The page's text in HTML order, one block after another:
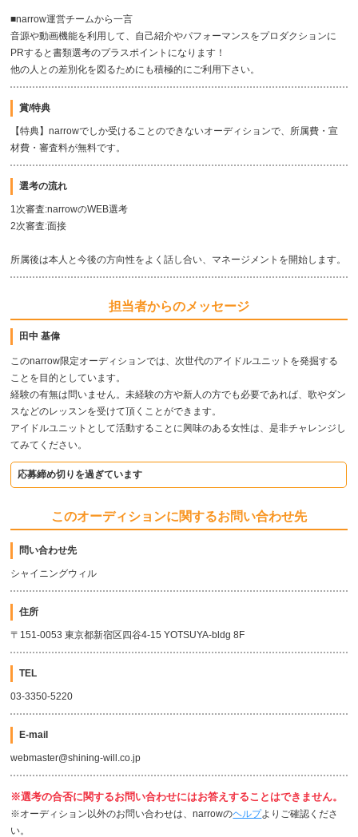
■narrow運営チームから一言
音源や動画機能を利用して、自己紹介やパフォーマンスをプロダクションに
PRすると書類選考のプラスポイントになります！
他の人との差別化を図るためにも積極的にご利用下さい。
賞/特典
【特典】narrowでしか受けることのできないオーディションで、所属費・宣
材費・審査料が無料です。
選考の流れ
1次審査:narrowのWEB選考
2次審査:面接
所属後は本人と今後の方向性をよく話し合い、マネージメントを開始します。
担当者からのメッセージ
田中 基偉
このnarrow限定オーディションでは、次世代のアイドルユニットを発掘する
ことを目的としています。
経験の有無は問いません。未経験の方や新人の方でも必要であれば、歌やダン
スなどのレッスンを受けて頂くことができます。
アイドルユニットとして活動することに興味のある女性は、是非チャレンジし
てみてください。
応募締め切りを過ぎています
このオーディションに関するお問い合わせ先
問い合わせ先
シャイニングウィル
住所
〒151-0053 東京都新宿区四谷4-15 YOTSUYA-bldg 8F
TEL
03-3350-5220
E-mail
webmaster@shining-will.co.jp
※選考の合否に関するお問い合わせにはお答えすることはできません。
※オーディション以外のお問い合わせは、narrowのヘルプよりご確認くださ
い。